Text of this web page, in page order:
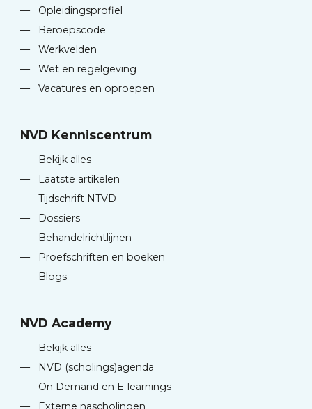
—
Opleidingsprofiel
—
Beroepscode
—
Werkvelden
—
Wet en regelgeving
—
Vacatures en oproepen
NVD Kenniscentrum
—
Bekijk alles
—
Laatste artikelen
—
Tijdschrift NTVD
—
Dossiers
—
Behandelrichtlijnen
—
Proefschriften en boeken
—
Blogs
NVD Academy
—
Bekijk alles
—
NVD (scholings)agenda
—
On Demand en E-learnings
—
Externe nascholingen